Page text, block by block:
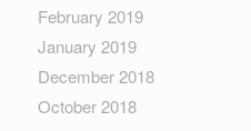
February 2019
January 2019
December 2018
October 2018